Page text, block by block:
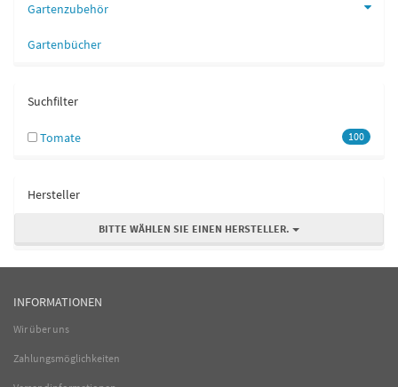
Gartenzubehör
Gartenbücher
Suchfilter
100
Tomate
Hersteller
BITTE WÄHLEN SIE EINEN HERSTELLER.
INFORMATIONEN
Wir über uns
Zahlungsmöglichkeiten